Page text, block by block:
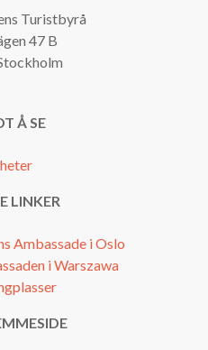
Turistbyrå
47 B
Å SE
LINKER
Ambassade i Oslo
i Warszawa